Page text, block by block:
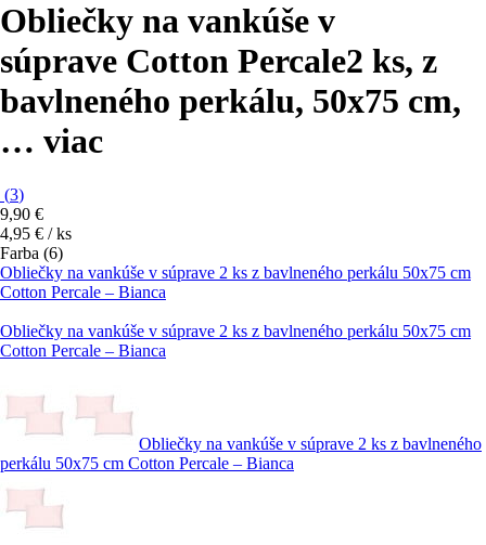
Obliečky na vankúše v
súprave Cotton Percale2 ks, z
bavlneného perkálu, 50x75 cm,
… viac
(3)
9,90 €
4,95 € / ks
Farba (6)
Obliečky na vankúše v súprave 2 ks z bavlneného perkálu 50x75 cm
Cotton Percale – Bianca
Obliečky na vankúše v súprave 2 ks z bavlneného perkálu 50x75 cm
Cotton Percale – Bianca
Obliečky na vankúše v súprave 2 ks z bavlneného
perkálu 50x75 cm Cotton Percale – Bianca